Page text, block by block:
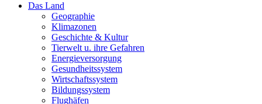
Das Land
Geographie
Klimazonen
Geschichte & Kultur
Tierwelt u. ihre Gefahren
Energieversorgung
Gesundheitssystem
Wirtschaftssystem
Bildungssystem
Flughäfen